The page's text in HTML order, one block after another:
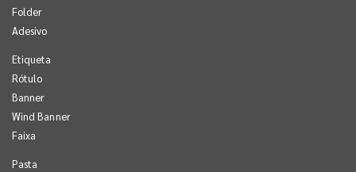
Folder
Adesivo
Etiqueta
Rótulo
Banner
Wind Banner
Faixa
Pasta